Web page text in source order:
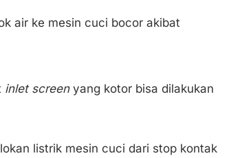
air ke mesin cuci bocor akibat
inlet screenyang kotor bisa dilakukan
listrik mesin cuci dari stop kontak